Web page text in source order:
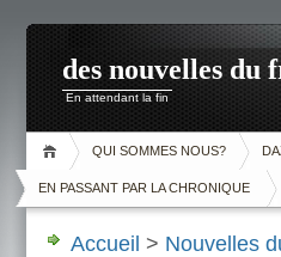
des nouvelles du
En attendant la fin
QUI SOMMES NOUS?
EN PASSANT PAR LA CHRONIQUE
Accueil > Nouvelles